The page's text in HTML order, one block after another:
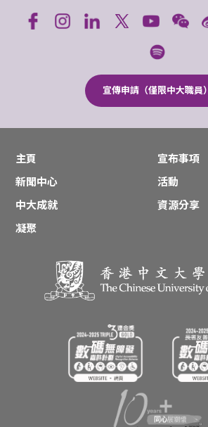
宣傳申請（僅限中大職員）
主頁
宣布事項
新聞中心
活動
中大成就
資源分享
凝聚